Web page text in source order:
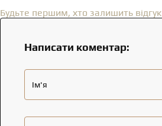
Будьте першим, хто залишить відгук
Написати коментар:
Ім'я